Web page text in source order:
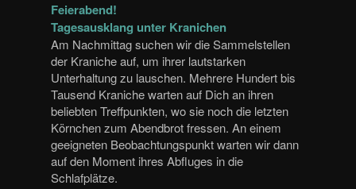
Feierabend!
Tagesausklang unter Kranichen
Am Nachmittag suchen wir die Sammelstellen
der Kraniche auf, um ihrer lautstarken
Unterhaltung zu lauschen. Mehrere Hundert bis
Tausend Kraniche warten auf Dich an ihren
beliebten Treffpunkten, wo sie noch die letzten
Körnchen zum Abendbrot fressen. An einem
geeigneten Beobachtungspunkt warten wir dann
auf den Moment ihres Abfluges in die
Schlafplätze.